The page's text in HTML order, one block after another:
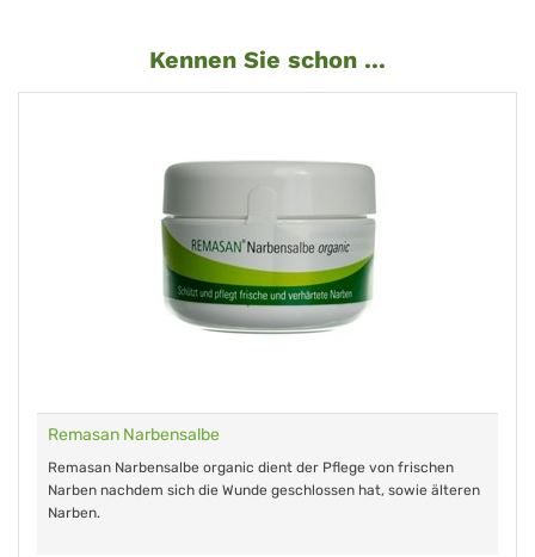
Kennen Sie schon ...
Remasan Narbensalbe
Remasan Narbensalbe organic dient der Pflege von frischen
Narben nachdem sich die Wunde geschlossen hat, sowie älteren
Narben.